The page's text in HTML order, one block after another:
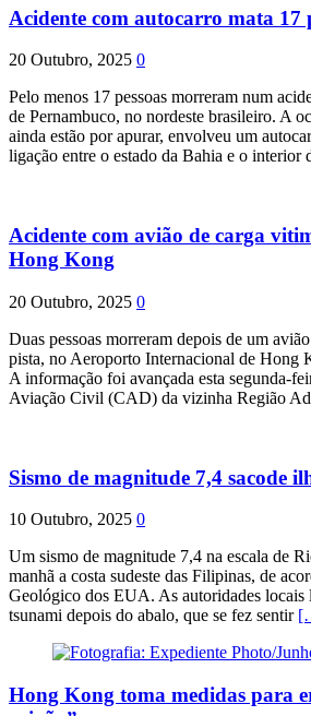
Acidente com autocarro mata 17
20 Outubro, 2025 0
Pelo menos 17 pessoas morreram num
de Pernambuco, no nordeste brasileiro. A
ainda estão por apurar, envolveu um
ligação entre o estado da Bahia e o interior
Acidente com avião de carga
Hong Kong
20 Outubro, 2025 0
Duas pessoas morreram depois de um
pista, no Aeroporto Internacional de Hong
A informação foi avançada esta segunda-
Aviação Civil (CAD) da vizinha Região
Sismo de magnitude 7,4 sacode
10 Outubro, 2025 0
Um sismo de magnitude 7,4 na escala de
manhã a costa sudeste das Filipinas, de
Geológico dos EUA. As autoridades locais
tsunami depois do abalo, que se fez sentir
Hong Kong toma medidas para